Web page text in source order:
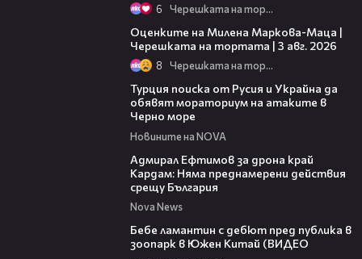
6 Черешката на тортата
Оценките на Милена Маркова-Маца |
Черешката на тортата | 3 авг. 2026
8 Черешката на тортата
Турция поиска от Русия и Украйна да
обявят мораториум на атаките в
Черно море
Новините на NOVA
Адмирал Ефтимов за дрона край
Кардам: Няма преднамерени действия
срещу България
Nova News
Бебе ламантин с дебют пред публика в
зоопарк в Южен Китай (ВИДЕО